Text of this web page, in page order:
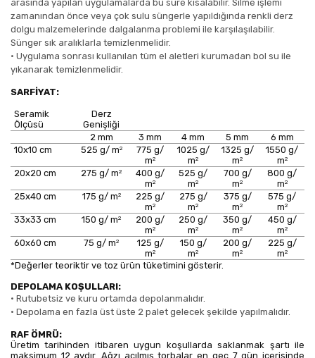
arasında yapılan uygulamalarda bu süre kısalabilir. Silme işlemi
zamanından önce veya çok sulu süngerle yapıldığında renkli derz
dolgu malzemelerinde dalgalanma problemi ile karşılaşılabilir.
Sünger sık aralıklarla temizlenmelidir.
• Uygulama sonrası kullanılan tüm el aletleri kurumadan bol su ile
yıkanarak temizlenmelidir.
SARFİYAT:
Seramik
Ölçüsü
Derz
Genişliği
2 mm
3 mm 4 mm 5 mm
6 mm
10x10 cm
525 g/ m2
775 g/
m2
1025 g/
m2
1325 g/
m2
1550 g/
m2
20x20 cm 275 g/ m2
400 g/
m2
525 g/
m2
700 g/
m2
800 g/
m2
25x40 cm 175 g/ m2
225 g/
m2
275 g/
m2
375 g/
m2
575 g/
m2
33x33 cm 150 g/ m2
200 g/
m2
250 g/
m2
350 g/
m2
450 g/
m2
60x60 cm 75 g/ m2
125 g/
m2
150 g/
m2
200 g/
m2
225 g/
m2
*Değerler teoriktir ve toz ürün tüketimini gösterir.
DEPOLAMA KOŞULLARI:
• Rutubetsiz ve kuru ortamda depolanmalıdır.
• Depolama en fazla üst üste 2 palet gelecek şekilde yapılmalıdır.
RAF ÖMRÜ:
Üretim tarihinden itibaren uygun koşullarda saklanmak şartı ile
maksimum 12 aydır. Ağzı açılmış torbalar en geç 7 gün içerisinde